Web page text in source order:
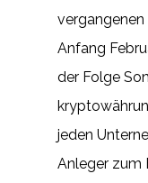
Anfang
der Folge
jeden
Anleger zum